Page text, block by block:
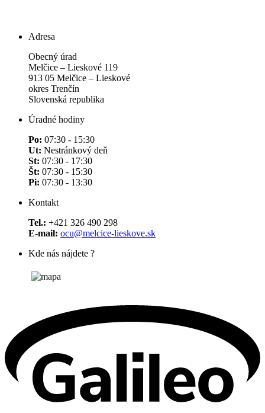
Adresa
Obecný úrad
Melčice – Lieskové 119
913 05 Melčice – Lieskové
okres Trenčín
Slovenská republika
Úradné hodiny
Po: 07:30 - 15:30
Ut: Nestránkový deň
St: 07:30 - 17:30
Št: 07:30 - 15:30
Pi: 07:30 - 13:30
Kontakt
Tel.: +421 326 490 298
E-mail: ocu@melcice-lieskove.sk
Kde nás nájdete ?